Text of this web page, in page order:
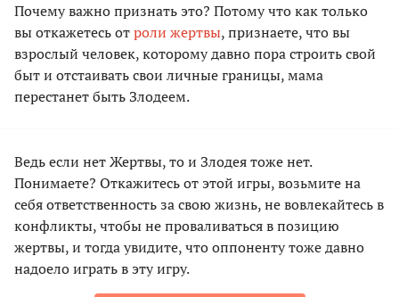
Почему важно признать это? Потому что как только
вы откажетесь отроли жертвы, признаете, что вы
взрослый человек, которому давно пора строить свой
быт и отстаивать свои личные границы, мама
перестанет быть Злодеем.
Ведь если нет Жертвы, то и Злодея тоже нет.
Понимаете? Откажитесь от этой игры, возьмите на
себя ответственность за свою жизнь, не вовлекайтесь в
конфликты, чтобы не проваливаться в позицию
жертвы, и тогда увидите, что оппоненту тоже давно
надоело играть в эту игру.